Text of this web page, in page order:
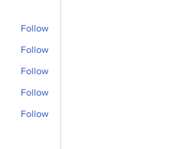
Follow
Follow
Follow
Follow
Follow